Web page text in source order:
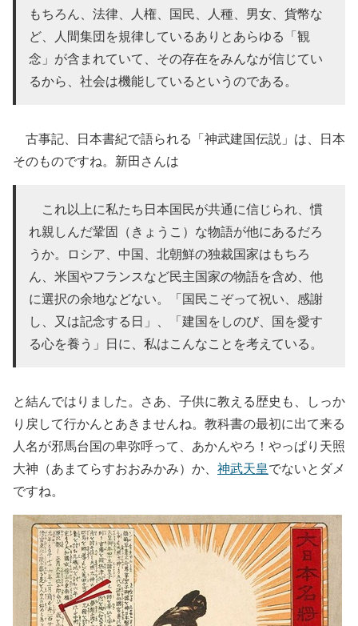
もちろん、法律、人権、国民、人種、男女、貨幣な
ど、人間集団を規律しているありとあらゆる「観
念」が含まれていて、その存在をみんなが信じてい
るから、社会は機能しているというのである。
古事記、日本書紀で語られる「神武建国伝説」は、日本
そのものですね。新田さんは
これ以上に私たち日本国民が共通に信じられ、慣
れ親しんだ鞏固（きょうこ）な物語が他にあるだろ
うか。ロシア、中国、北朝鮮の独裁国家はもちろ
ん、米国やフランスなど民主国家の物語を含め、他
に選択の余地などない。「国民こぞって祝い、感謝
し、又は記念する日」、「建国をしのび、国を愛す
る心を養う」日に、私はこんなことを考えている。
と結んではりました。さあ、子供に教える歴史も、しっか
り戻して行かんとあきませんね。教科書の最初に出て来る
人名が邪馬台国の卑弥呼って、あかんやろ！やっぱり天照
大神（あまてらすおおみかみ）か、 神武天皇でないとダメ
ですね。